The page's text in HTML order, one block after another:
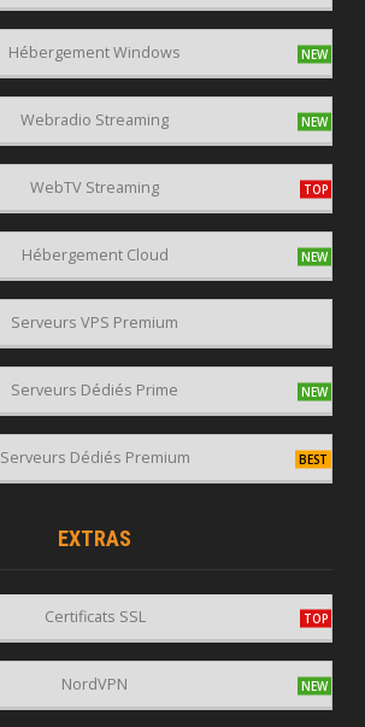
Hébergement Windows
Webradio Streaming
WebTV Streaming
Hébergement Cloud
Serveurs VPS Premium
Serveurs Dédiés Prime
Serveurs Dédiés Premium
EXTRAS
Certificats SSL
NordVPN